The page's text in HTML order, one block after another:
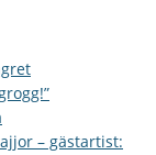
– gästartist: